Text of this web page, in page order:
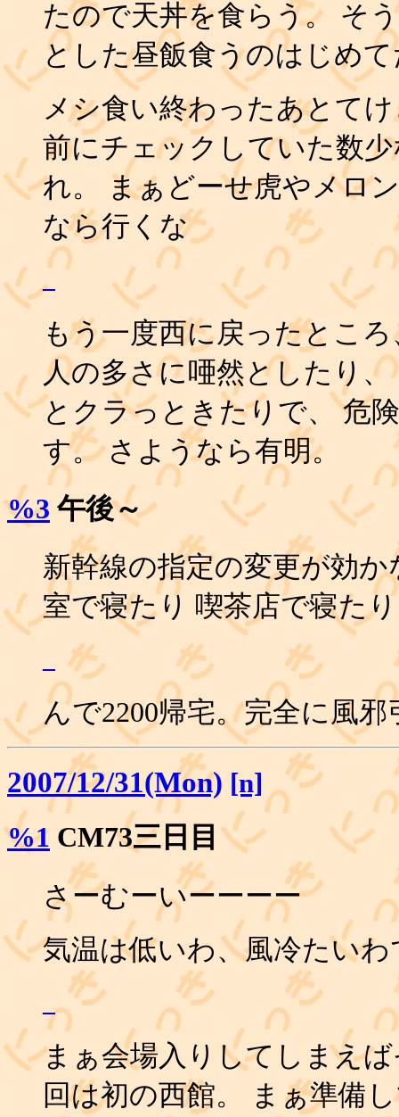
たので天丼を食らう。 そ
とした昼飯食うのはじめ
メシ食い終わったあとて
前にチェックしていた数
れ。 まぁどーせ虎やメロ
なら行くな
_
もう一度西に戻ったとこ
人の多さに唖然としたり
とクラっときたりで、 危
す。 さようなら有明。
%3 午後～
新幹線の指定の変更が効
室で寝たり 喫茶店で寝た
んで2200帰宅。完全に風
2007/12/31(Mon) [n]
%1 CM73三日目
さーむーいーーーー
気温は低いわ、風冷たい
まぁ会場入りしてしまえ
回は初の西館。 まぁ準備